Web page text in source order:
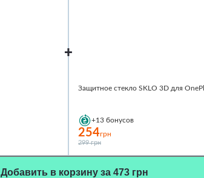
Защитное стекло SKLO 3D для
+13 бонусов
254грн
299 грн
Добавить в корзину за 473 грн